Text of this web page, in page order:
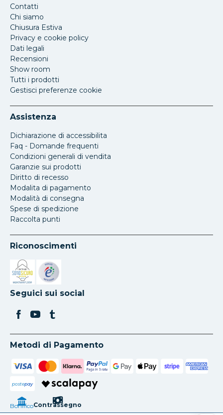
Contatti
Chi siamo
Chiusura Estiva
Privacy e cookie policy
Dati legali
Recensioni
Show room
Tutti i prodotti
Gestisci preferenze cookie
Assistenza
Dichiarazione di accessibilita
Faq - Domande frequenti
Condizioni generali di vendita
Garanzie sui prodotti
Diritto di recesso
Modalita di pagamento
Modalità di consegna
Spese di spedizione
Raccolta punti
Riconoscimenti
Si apre in una nuova scheda
Si apre in una nuova scheda
Seguici sui social
Metodi di Pagamento
postepay
BonificoContrassegno